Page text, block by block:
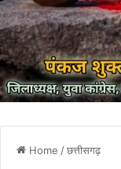
Home /छत्तीसगढ़